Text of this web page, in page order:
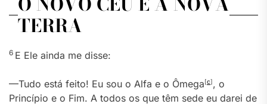
TERRA
6 E Ele ainda me disse:
—Tudo está feito! Eu sou o Alfa e o Ômega[c], o
Princípio e o Fim. A todos os que têm sede eu darei de